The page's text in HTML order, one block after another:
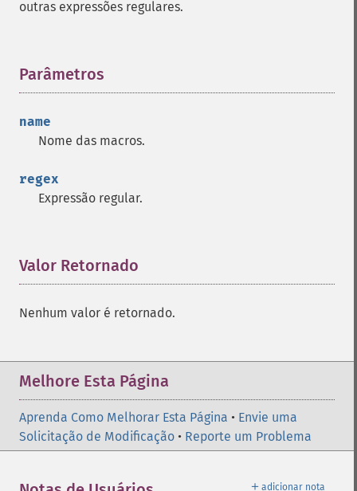
outras expressões regulares.
Parâmetros
name
Nome das macros.
regex
Expressão regular.
Valor Retornado
Nenhum valor é retornado.
Melhore Esta Página
Aprenda Como Melhorar Esta Página • Envie uma
Solicitação de Modificação • Reporte um Problema
＋ adicionar nota